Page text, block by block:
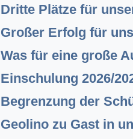
Dritte Plätze für
Großer Erfolg für
Was für eine große
Einschulung 2026/
Begrenzung der
Geolino zu Gast in